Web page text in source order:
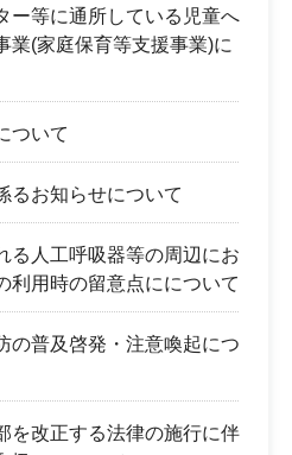
ー等に通所している児童へ
業(家庭保育等支援事業)に
ついて
るお知らせについて
る人工呼吸器等の周辺にお
利用時の留意点にについて
の普及啓発・注意喚起につ
を改正する法律の施行に伴